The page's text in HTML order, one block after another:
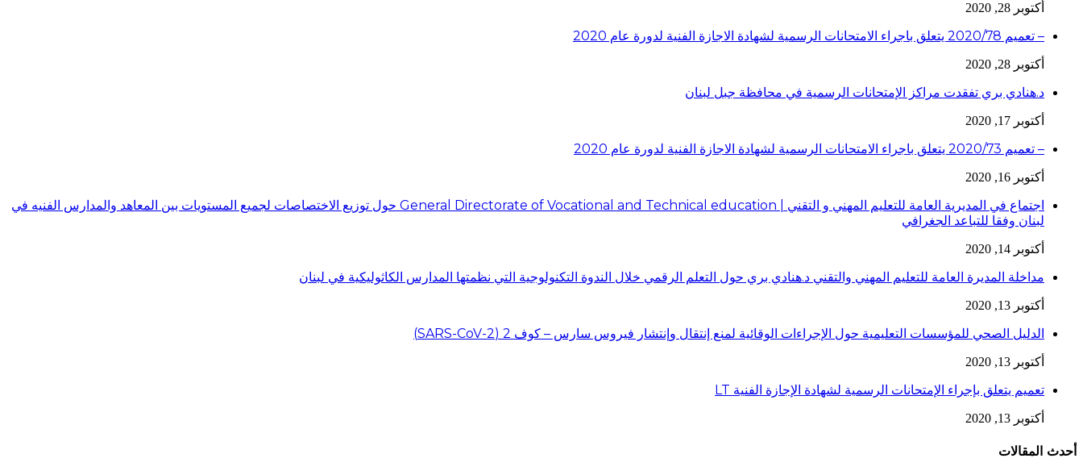
أكتوبر 28, 2020
– تعميم 2020/78 يتعلق باجراء الامتحانات الرسمية لشهادة الاجازة الفنية لدورة عام 2020
أكتوبر 28, 2020
د.هنادي بري تفقدت مراكز الإمتحانات الرسمية في محافظة جبل لبنان
أكتوبر 17, 2020
– تعميم 2020/73 يتعلق باجراء الامتحانات الرسمية لشهادة الاجازة الفنية لدورة عام 2020
أكتوبر 16, 2020
اجتماع في المديرية العامة للتعليم المهني و التقني | General Directorate of Vocational and Technical education حول توزيع الاختصاصات لجميع المستويات بين المعاهد والمدارس الفنيه في
لبنان وفقا للتباعد الجغرافي
أكتوبر 14, 2020
مداخلة المديرة العامة للتعليم المهني والتقني د.هنادي بري حول التعلم الرقمي خلال الندوة التكنولوجية التي نظمتها المدارس الكاثوليكية في لبنان
أكتوبر 13, 2020
الدليل الصحي للمؤسسات التعليمية حول الإجراءات الوقائية لمنع إنتقال وإنتشار فيروس سارس – كوف 2 (SARS-CoV-2)
أكتوبر 13, 2020
تعميم يتعلق بإجراء الإمتحانات الرسمية لشهادة الإجازة الفنية LT
أكتوبر 13, 2020
أحدث المقالات